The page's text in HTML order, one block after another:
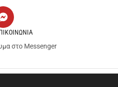
στο Messenger